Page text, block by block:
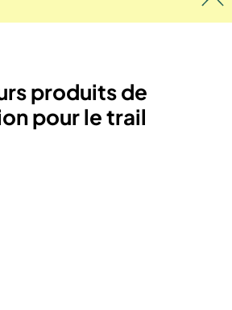
produits de
pour le trail